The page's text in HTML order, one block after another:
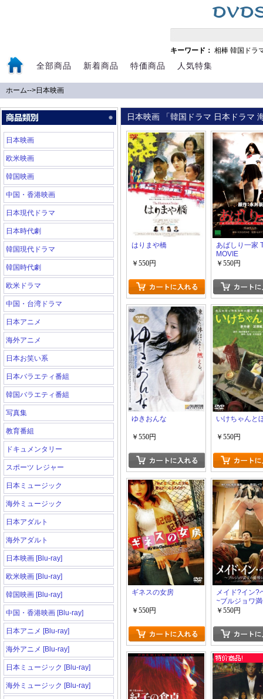
キーワード： 相棒 韓国ドラ
全部商品 新着商品 特価商品 人気特集
ホーム-->日本映画
日本映画
欧米映画
韓国映画
中国・香港映画
日本現代ドラマ
日本時代劇
韓国現代ドラマ
韓国時代劇
欧米ドラマ
中国・台湾ドラマ
日本アニメ
海外アニメ
日本お笑い系
日本バラエティ番組
韓国バラエティ番組
写真集
教育番組
ドキュメンタリー
スポーツ レジャー
日本ミュージック
海外ミュージック
日本アダルト
海外アダルト
日本映画 [Blu-ray]
欧米映画 [Blu-ray]
韓国映画 [Blu-ray]
中国・香港映画 [Blu-ray]
日本アニメ [Blu-ray]
海外アニメ [Blu-ray]
日本ミュージック [Blu-ray]
海外ミュージック [Blu-ray]
日本映画 「韓国ドラマ 日本ドラマ
はりまや橋
￥550円
あばしり一家
MOVIE
￥550円
ゆきおんな
￥550円
いけちゃんと
￥550円
ギネスの女房
￥550円
メイド?イン?
~ブルジョワ
雅なお仕事~
￥550円